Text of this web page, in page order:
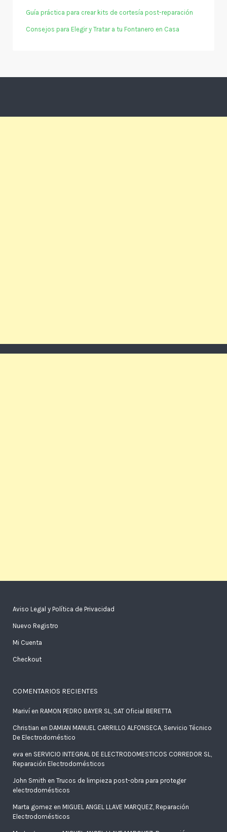
Guía práctica para crear kits de cortesía post-reparación
Consejos para Elegir y Tratar a tu Fontanero en Casa
Aviso Legal y Política de Privacidad
Nuevo Registro
Mi Cuenta
Checkout
COMENTARIOS RECIENTES
Marivíen RAMON PEDRO BAYER SL, SAT Oficial BERETTA
Christian en DAMIAN MANUEL CARRILLO ALFONSECA, Servicio Técnico
De Electrodoméstico
eva en SERVICIO INTEGRAL DE ELECTRODOMESTICOS CORREDOR SL,
Reparación Electrodomésticos
John Smith en Trucos de limpieza post-obra para proteger
electrodomésticos
Marta gomez en MIGUEL ANGEL LLAVE MARQUEZ, Reparación
Electrodomésticos